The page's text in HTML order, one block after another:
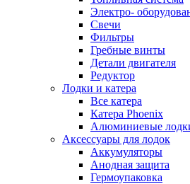
Электро-
Свечи
Фильтры
Гребные винты
Детали двигателя
Редуктор
Лодки и катера
Все катера
Катера Phoenix
Алюминиевые
Аксессуары для лодок
Аккумуляторы
Анодная защита
Гермоупаковка